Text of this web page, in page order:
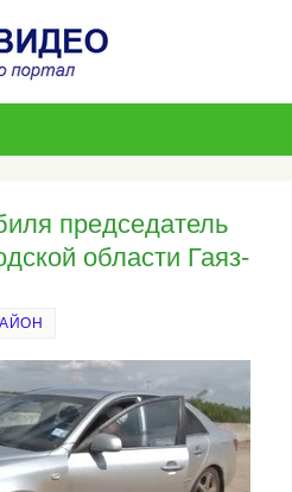
председатель
области Гаяз-